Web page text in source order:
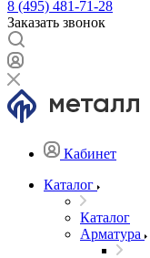
8 (495) 481-71-28
Заказать звонок
Кабинет
Каталог
Каталог
Арматура